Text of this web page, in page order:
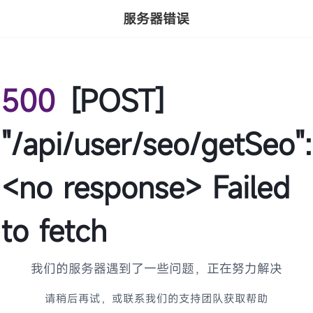
服务器错误
500 [POST]
"/api/user/seo/getSeo":
<no response> Failed
to fetch
我们的服务器遇到了一些问题，正在努力解决
请稍后再试，或联系我们的支持团队获取帮助